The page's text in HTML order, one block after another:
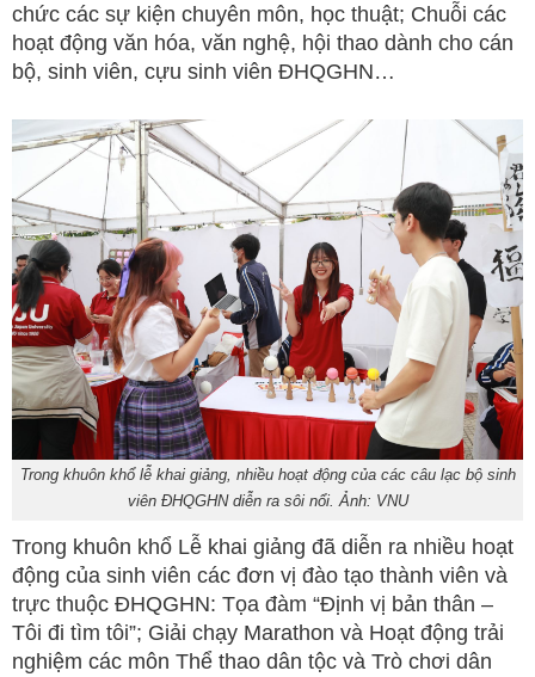
chức các sự kiện chuyên môn, học thuật; Chuỗi các
hoạt động văn hóa, văn nghệ, hội thao dành cho cán
bộ, sinh viên, cựu sinh viên ĐHQGHN…
Trong khuôn khổ lễ khai giảng, nhiều hoạt động của các câu lạc bộ sinh
viên ĐHQGHN diễn ra sôi nổi. Ảnh: VNU
Trong khuôn khổ Lễ khai giảng đã diễn ra nhiều hoạt
động của sinh viên các đơn vị đào tạo thành viên và
trực thuộc ĐHQGHN: Tọa đàm “Định vị bản thân –
Tôi đi tìm tôi”; Giải chạy Marathon và Hoạt động trải
nghiệm các môn Thể thao dân tộc và Trò chơi dân